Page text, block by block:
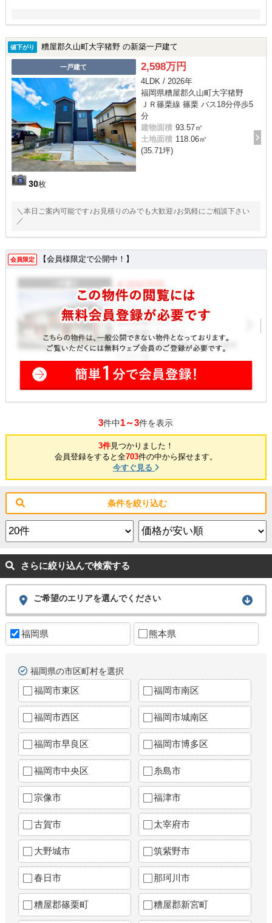
値下がり 糟屋郡久山町大字猪野 の新築一戸建て
一戸建て
30枚
2,598万円
4LDK / 2026年
福岡県糟屋郡久山町大字猪野
ＪＲ篠栗線 篠栗 バス18分停歩5
分
建物面積 93.57㎡
土地面積 118.06㎡
(35.71坪)
＼本日ご案内可能です♪お見積りのみでも大歓迎♪お気軽にご相談下さい
／
会員限定 【会員様限定で公開中！】
3件中1～3件を表示
3件見つかりました！
会員登録をすると全703件の中から探せます。
今すぐ見る
条件を絞り込む
さらに絞り込んで検索する
ご希望のエリアを選んでください
福岡県 熊本県
福岡県の市区町村を選択
福岡市東区 福岡市南区
福岡市西区 福岡市城南区
福岡市早良区 福岡市博多区
福岡市中央区 糸島市
宗像市 福津市
古賀市 太宰府市
大野城市 筑紫野市
春日市 那珂川市
糟屋郡篠栗町 糟屋郡新宮町